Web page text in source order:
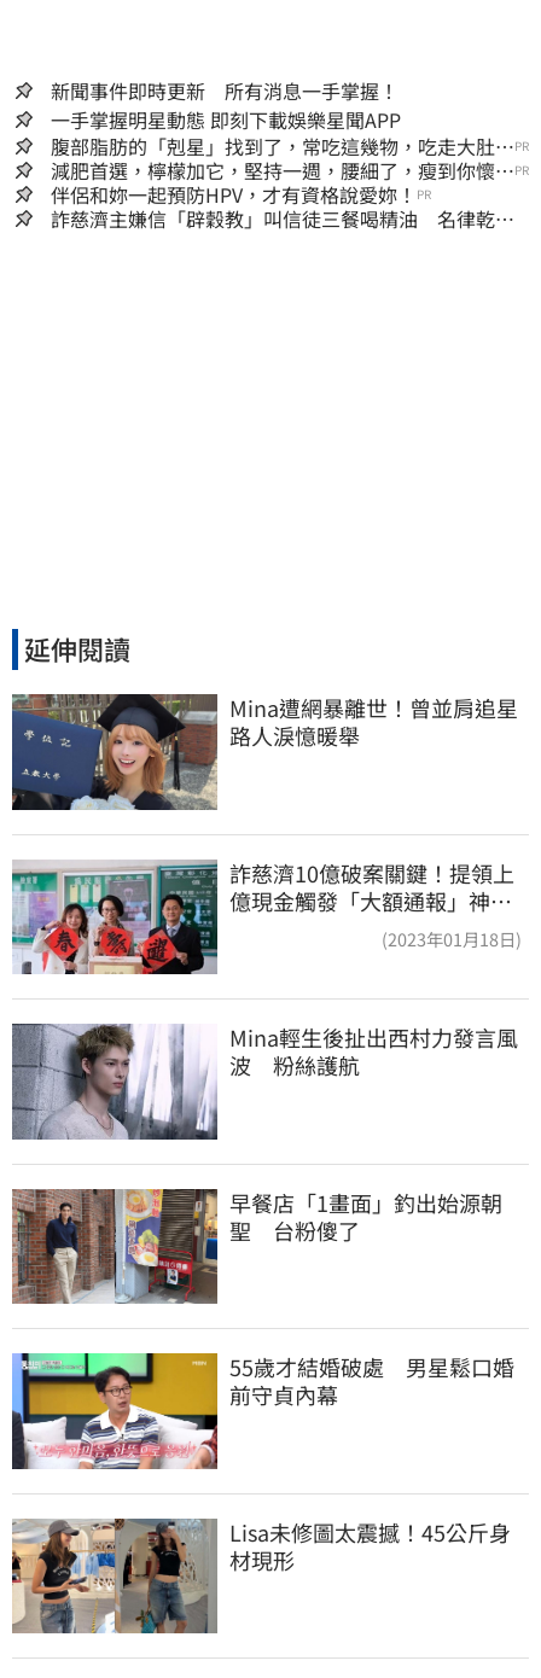
新聞事件即時更新 所有消息一手掌握！
一手掌握明星動態 即刻下載娛樂星聞APP
腹部脂肪的「剋星」找到了，常吃這幾物，吃走大肚
囊，瘦出小蠻腰
PR
減肥首選，檸檬加它，堅持一週，腰細了，瘦到你懷疑
人生
PR
伴侶和妳一起預防HPV，才有資格說愛妳！ PR
詐慈濟主嫌信「辟穀教」叫信徒三餐喝精油 名律乾女
延伸閱讀
Mina遭網暴離世！曾並肩追星
路人淚憶暖舉
詐慈濟10億破案關鍵！提領上
億現金觸發「大額通報」神鬼
(2023年01月18日)
Mina輕生後扯出西村力發言風
波　粉絲護航
早餐店「1畫面」釣出始源朝
聖　台粉傻了
55歲才結婚破處　男星鬆口婚
前守貞內幕
Lisa未修圖太震撼！45公斤身
材現形